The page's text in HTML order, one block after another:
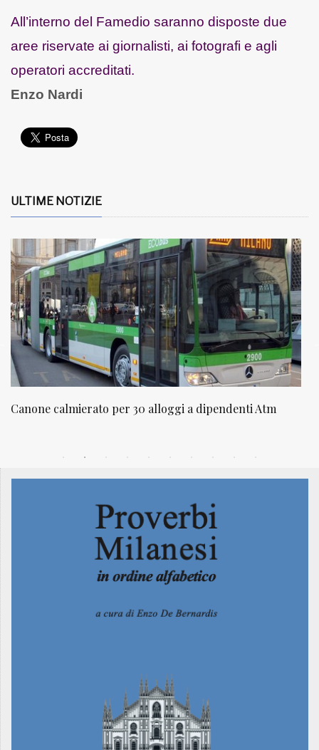
All’interno del Famedio saranno disposte due
aree riservate ai giornalisti, ai fotografi e agli
operatori accreditati.
Enzo Nardi
ULTIME NOTIZIE
Canone calmierato per 30 alloggi a dipendenti Atm